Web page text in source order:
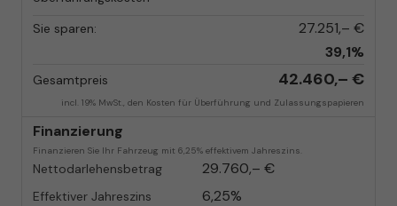
Sie sparen:
27.251,– €
39,1%
Gesamtpreis 42.460,– €
incl. 19% MwSt., den Kosten für Überführung und Zulassungspapieren
Finanzierung
Finanzieren Sie Ihr Fahrzeug mit 6,25% effektivem Jahreszins.
Nettodarlehensbetrag 29.760,– €
Effektiver Jahreszins 6,25%